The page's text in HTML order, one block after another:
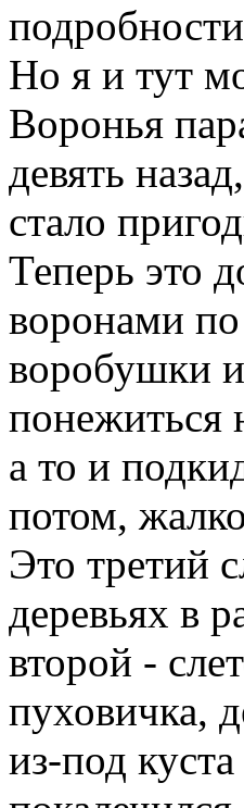
подробности
Но я и тут
Воронья
девять
стало
Теперь это
воронами по
воробушки
понежиться
а то и
потом,
Это третий
деревьях в
второй -
пуховичка,
из-под